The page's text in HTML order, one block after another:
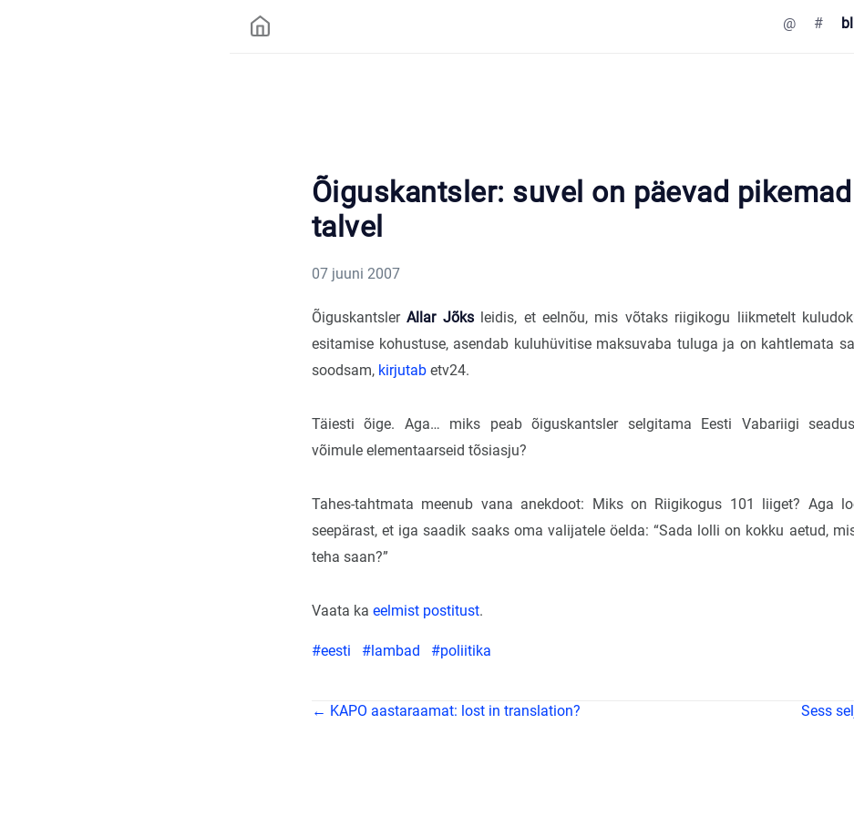
@ #
Õiguskantsler: suvel on päevad
talvel
07 juuni 2007
ÕiguskantslerAllar Jõksleidis, et eelnõu, mis võtaks riigikogu liikmetelt
esitamise kohustuse, asendab kuluhüvitise maksuvaba tuluga ja on kahtlemata
soodsam, kirjutab etv24.
Täiesti õige. Aga… miks peab õiguskantsler selgitama Eesti Vabariigi
võimule elementaarseid tõsiasju?
Tahes-tahtmata meenub vana anekdoot: Miks on Riigikogus 101 liiget? Aga
seepärast, et iga saadik saaks oma valijatele öelda: “Sada lolli on kokku aetud,
teha saan?”
Vaata ka eelmist postitust.
#eesti #lambad #poliitika
← KAPO aastaraamat: lost in translation? Sess